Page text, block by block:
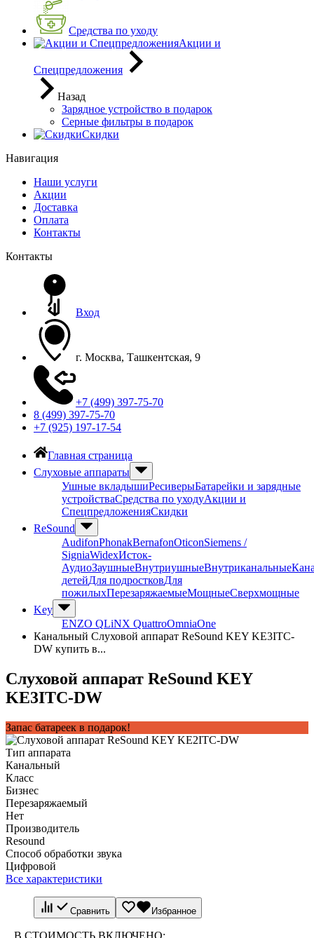
Средства по уходу
Акции и
Спецпредложения
Назад
Зарядное устройство в подарок
Серные фильтры в подарок
Скидки
Навигация
Наши услуги
Акции
Доставка
Оплата
Контакты
Контакты
Вход
г. Москва, Ташкентская, 9
+7 (499) 397-75-70
8 (499) 397-75-70
+7 (925) 197-17-54
Главная страница
Слуховые аппараты
Ушные вкладышиРесиверыБатарейки и зарядные
устройстваСредства по уходуАкции и
СпецпредложенияСкидки
ReSound
AudifonPhonakBernafonOticonSiemens /
SigniaWidexИсток-
АудиоЗаушныеВнутриушныеВнутриканальные
детейДля подростковДля
пожилыхПерезаряжаемыеМощныеСверхмощные
Key
ENZO QLiNX QuattroOmniaOne
Канальный Слуховой аппарат ReSound KEY KE3ITC-
DW купить в...
Слуховой аппарат ReSound KEY
KE3ITC-DW
Запас батареек в подарок!
Тип аппарата
Канальный
Класс
Бизнес
Перезаряжаемый
Нет
Производитель
Resound
Способ обработки звука
Цифровой
Все характеристики
Сравнить Избранное